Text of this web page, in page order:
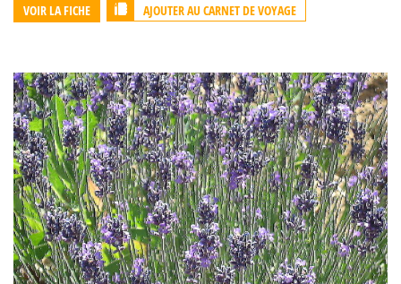
VOIR LA FICHE AJOUTER AU CARNET DE VOYAGE